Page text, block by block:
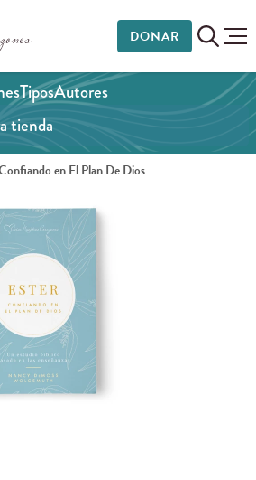
DONAR
TiposAutores
en El Plan De Dios